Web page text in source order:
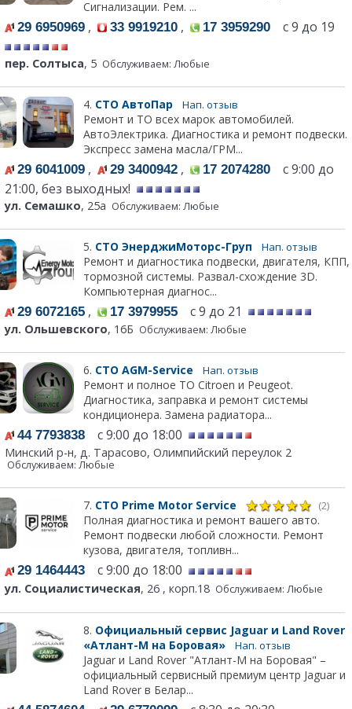
Сигнализации. Рем. ...
29 6950969 , 33 9919210 , 17 3959290 с 9 до 19
пер. Солтыса, 5 Обслуживаем: Любые
4. СТО АвтоПар Нап. отзыв
Ремонт и ТО всех марок автомобилей.
АвтоЭлектрика. Диагностика и ремонт подвески.
Экспресс замена масла/ГРМ...
29 6041009 , 29 3400942 , 17 2074280 с 9:00 до
21:00, без выходных!
ул. Семашко, 25а Обслуживаем: Любые
5. СТО ЭнерджиМоторс-Груп Нап. отзыв
Ремонт и диагностика подвески, двигателя, КПП,
тормозной системы. Развал-схождение 3D.
Компьютерная диагнос...
29 6072165 , 17 3979955 с 9 до 21
ул. Ольшевского, 16Б Обслуживаем: Любые
6. СТО AGM-Service Нап. отзыв
Ремонт и полное ТО Citroen и Peugeot.
Диагностика, заправка и ремонт системы
кондиционера. Замена радиатора...
44 7793838 с 9:00 до 18:00
Минский р-н, д. Тарасово, Олимпийский переулок 2
Обслуживаем: Любые
7. СТО Prime Motor Service (2)
Полная диагностика и ремонт вашего авто.
Ремонт подвески любой сложности. Ремонт
кузова, двигателя, топливн...
29 1464443 с 9:00 до 18:00
ул. Социалистическая, 26 , корп.18 Обслуживаем: Любые
8. Официальный сервис Jaguar и Land Rover
«Атлант-М на Боровая»
Нап. отзыв
Jaguar и Land Rover "Атлант-М на Боровая" –
официальный сервисный премиум центр Jaguar и
Land Rover в Белар...